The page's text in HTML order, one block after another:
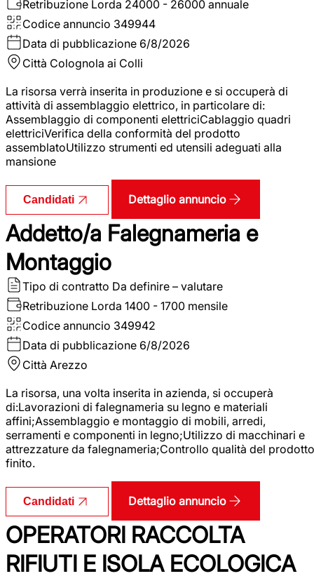
Retribuzione Lorda 24000 - 26000 annuale
Codice annuncio 349944
Data di pubblicazione 6/8/2026
Città Colognola ai Colli
La risorsa verrà inserita in produzione e si occuperà di
attività di assemblaggio elettrico, in particolare di:
Assemblaggio di componenti elettriciCablaggio quadri
elettriciVerifica della conformità del prodotto
assemblatoUtilizzo strumenti ed utensili adeguati alla
mansione
Candidati Dettaglio annuncio
Addetto/a Falegnameria e
Montaggio
Tipo di contratto Da definire – valutare
Retribuzione Lorda 1400 - 1700 mensile
Codice annuncio 349942
Data di pubblicazione 6/8/2026
Città Arezzo
La risorsa, una volta inserita in azienda, si occuperà
di:Lavorazioni di falegnameria su legno e materiali
affini;Assemblaggio e montaggio di mobili, arredi,
serramenti e componenti in legno;Utilizzo di macchinari e
attrezzature da falegnameria;Controllo qualità del prodotto
finito.
Candidati Dettaglio annuncio
OPERATORI RACCOLTA
RIFIUTI E ISOLA ECOLOGICA